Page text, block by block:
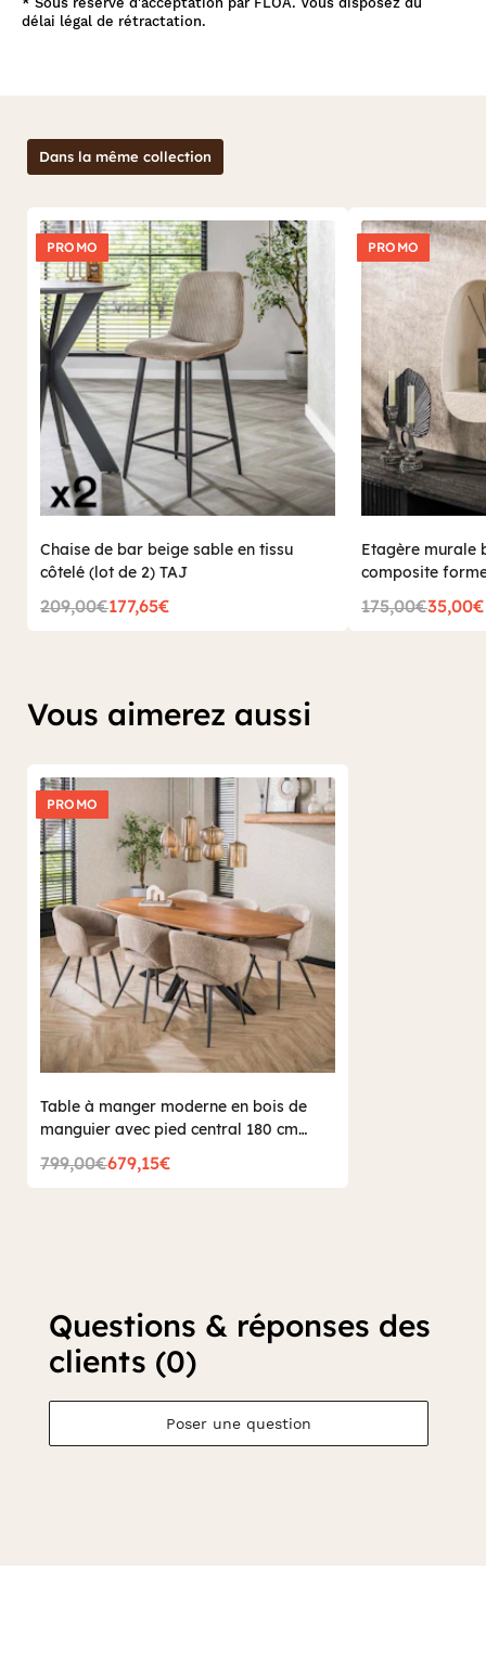
délai légal de rétractation.
Dans la même collection
PROMO
Chaise de bar beige sable en tissu
côtelé (lot de 2) TAJ
209,00€177,65€
PROMO
Etagère murale
composite
175,00€35,00€
Vous aimerez aussi
PROMO
Table à manger moderne en bois de
manguier avec pied central 180 cm
CREEK
799,00€679,15€
Questions & réponses des
clients (0)
Poser une question